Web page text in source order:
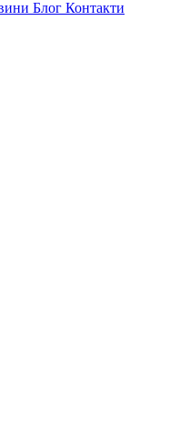
Блог Контакти